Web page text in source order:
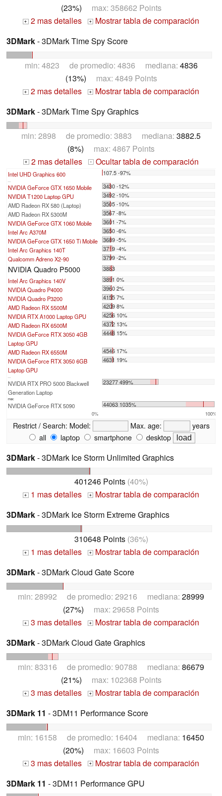
(23%) max: 358662 Points
+ 2 mas detalles +
Mostrar tabla de comparación
3DMark- 3DMark Time Spy Score
min: 4823 de promedio: 4836 mediana: 4836
(13%) max: 4849 Points
+ 2 mas detalles +
Mostrar tabla de comparación
3DMark- 3DMark Time Spy Graphics
min: 2898 de promedio: 3883 mediana: 3882.5
(8%) max: 4867 Points
+ 2 mas detalles - Ocultar tabla de comparación
Intel UHD Graphics 600 107.5 -97%
NVIDIA GeForce GTX 1650 Mobile
3430 -12%
NVIDIA T1200 Laptop GPU
3492 -10%
AMD Radeon RX 580 (Laptop)
3505 -10%
AMD Radeon RX 5300M
3567 -8%
NVIDIA GeForce GTX 1060 Mobile
3601 -7%
Intel Arc A370M
3650 -6%
NVIDIA GeForce GTX 1650 Ti Mobile
3689 -5%
Intel Arc Graphics 140T
3719 -4%
Qualcomm Adreno X2-90
3799 -2%
NVIDIA Quadro P5000
3883
Intel Arc Graphics 140V
3891 0%
NVIDIA Quadro P4000
3960 2%
NVIDIA Quadro P3200
4155 7%
AMD Radeon RX 5500M
4209 8%
NVIDIA RTX A1000 Laptop GPU
4256 10%
AMD Radeon RX 6500M
4372 13%
NVIDIA GeForce RTX 3050 4GB
Laptop GPU
4448 15%
AMD Radeon RX 6550M
4546 17%
NVIDIA GeForce RTX 3050 6GB
Laptop GPU
4631 19%
NVIDIA RTX PRO 5000 Blackwell
Generation Laptop
23277 499%
max:
NVIDIA GeForce RTX 5090 44063 1035%
0% 100%
Restrict / Search: Model: Max. age:
years
all
laptop smartphone desktop
3DMark- 3DMark Ice Storm Unlimited Graphics
401246 Points(40%)
+ 1 mas detalles +
Mostrar tabla de comparación
3DMark- 3DMark Ice Storm Extreme Graphics
310648 Points(36%)
+ 1 mas detalles +
Mostrar tabla de comparación
3DMark- 3DMark Cloud Gate Score
min: 28992 de promedio: 29216 mediana: 28999
(27%) max: 29658 Points
+ 3 mas detalles +
Mostrar tabla de comparación
3DMark- 3DMark Cloud Gate Graphics
min: 83316 de promedio: 90788 mediana: 86679
(21%) max: 102368 Points
+ 3 mas detalles +
Mostrar tabla de comparación
3DMark 11 - 3DM11 Performance Score
min: 16158 de promedio: 16404 mediana: 16450
(20%) max: 16603 Points
+ 3 mas detalles +
Mostrar tabla de comparación
3DMark 11 - 3DM11 Performance GPU